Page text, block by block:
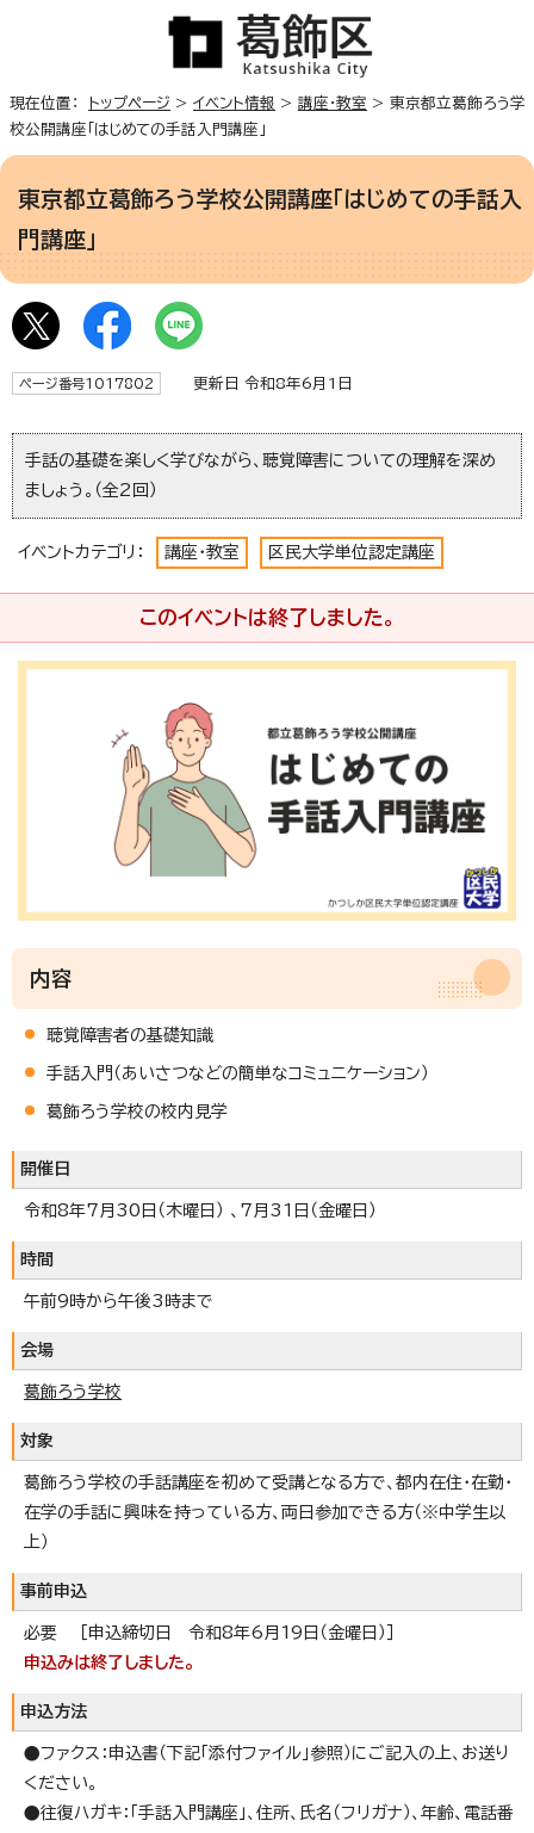
現在位置： トップページ > イベント情報 > 講座・教室 > 東京都立葛飾ろう学
校公開講座「はじめての手話入門講座」
東京都立葛飾ろう学校公開講座「はじめての手話入
門講座」
ページ番号1017802 更新日 令和8年6月1日
手話の基礎を楽しく学びながら、聴覚障害についての理解を深め
ましょう。（全2回）
イベントカテゴリ： 講座・教室 区民大学単位認定講座
このイベントは終了しました。
内容
聴覚障害者の基礎知識
手話入門（あいさつなどの簡単なコミュニケーション）
葛飾ろう学校の校内見学
開催日
令和8年7月30日（木曜日） 、7月31日（金曜日）
時間
午前9時から午後3時まで
会場
葛飾ろう学校
対象
葛飾ろう学校の手話講座を初めて受講となる方で、都内在住・在勤・
在学の手話に興味を持っている方、両日参加できる方（※中学生以
上）
事前申込
必要 ［申込締切日 令和8年6月19日（金曜日）］
申込みは終了しました。
申込方法
●ファクス：申込書（下記「添付ファイル」参照）にご記入の上、お送り
ください。
●往復ハガキ：「手話入門講座」、住所、氏名（フリガナ）、年齢、電話番